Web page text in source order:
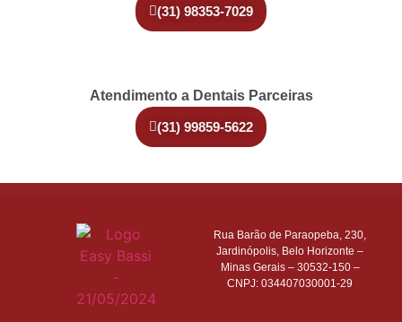
(31) 98353-7029
Atendimento a Dentais Parceiras
(31) 99859-5622
Rua Barão de Paraopeba, 230,
Jardinópolis, Belo Horizonte –
Minas Gerais – 30532-150 –
CNPJ: 034407030001-29